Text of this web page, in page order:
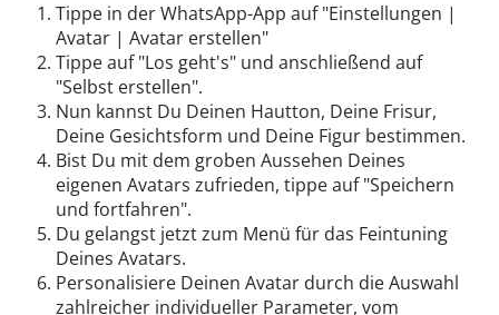
Tippe in der WhatsApp-App auf "Einstellungen |
Avatar | Avatar erstellen"
Tippe auf "Los geht's" und anschließend auf
"Selbst erstellen".
Nun kannst Du Deinen Hautton, Deine Frisur,
Deine Gesichtsform und Deine Figur bestimmen.
Bist Du mit dem groben Aussehen Deines
eigenen Avatars zufrieden, tippe auf "Speichern
und fortfahren".
Du gelangst jetzt zum Menü für das Feintuning
Deines Avatars.
Personalisiere Deinen Avatar durch die Auswahl
zahlreicher individueller Parameter, vom